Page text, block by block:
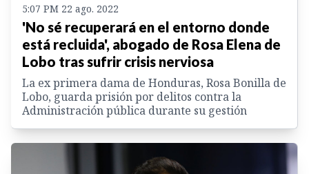
5:07 PM 22 ago. 2022
'No sé recuperará en el entorno donde
está recluida', abogado de Rosa Elena de
Lobo tras sufrir crisis nerviosa
La ex primera dama de Honduras, Rosa Bonilla de
Lobo, guarda prisión por delitos contra la
Administración pública durante su gestión